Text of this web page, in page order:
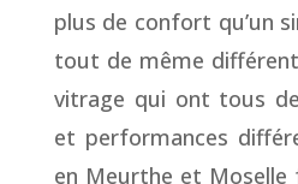
plus de confort qu’un
tout de même
vitrage qui ont tous
et performances
en Meurthe et